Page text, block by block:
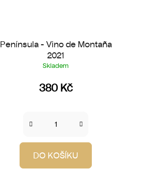
Península - Vino de Montaña
2021
Skladem
380 Kč
DO KOŠÍKU